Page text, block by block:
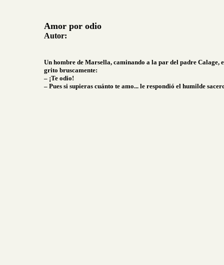
Amor por odio
Autor:
Un hombre de Marsella, caminando a la par del padre Calage,
grito bruscamente:
– ¡Te odio!
– Pues si supieras cuánto te amo... le respondió el humilde